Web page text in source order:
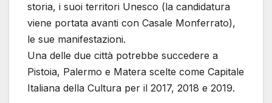
storia, i suoi territori Unesco (la candidatura
viene portata avanti con Casale Monferrato),
le sue manifestazioni.
Una delle due città potrebbe succedere a
Pistoia, Palermo e Matera scelte come Capitale
Italiana della Cultura per il 2017, 2018 e 2019.